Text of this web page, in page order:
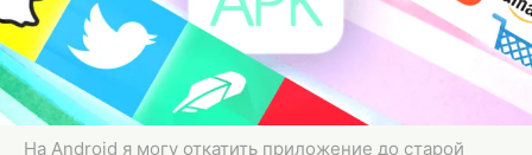
На Android я могу откатить приложение до старой